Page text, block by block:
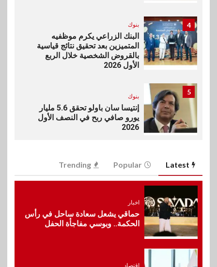
4 بنوك
البنك الزراعي يكرم موظفيه
المتميزين بعد تحقيق نتائج قياسية
بالقروض الشخصية خلال الربع
الأول 2026
5
بنوك
إنتيسا سان باولو تحقق 5.6 مليار
يورو صافي ربح في النصف الأول
2026
غرفة القاهرة تنظم ندوة إلكترونية
لدعم الصادرات وتحقيق
7
بنوك
Latest
Popular
Trending
اخبار
حماقي يشعل سعادة ساحل في رأس
الحكمة.. وبوسي مفاجأة الحفل
اقتصاد